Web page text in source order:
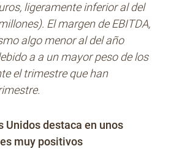
ligeramente inferior al del
El margen de EBITDA,
algo menor al del año
a a un mayor peso de los
el trimestre que han
Unidos destaca en unos
muy positivos